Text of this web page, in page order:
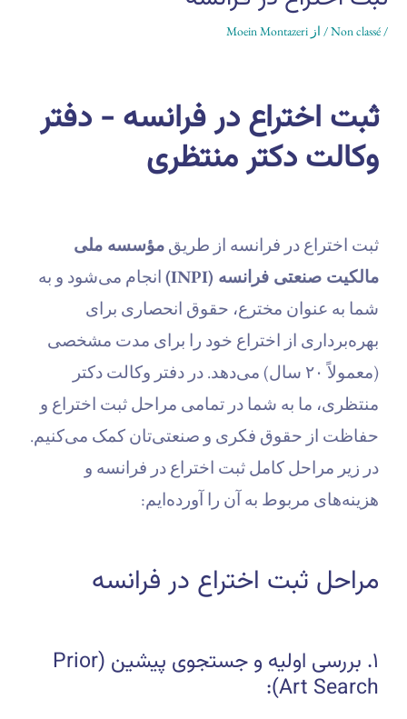
/
Non classé/ از Moein Montazeri
ثبت اختراع در فرانسه - دفتر
وکالت دکتر منتظری
ثبت اختراع در فرانسه از طریقمؤسسه ملی
مالکیت صنعتی فرانسه (INPI)
انجام می‌شود و به
شما به عنوان مخترع، حقوق انحصاری برای
بهره‌برداری از اختراع خود را برای مدت مشخصی
(معمولاً ۲۰ سال) می‌دهد. در دفتر وکالت دکتر
منتظری، ما به شما در تمامی مراحل ثبت اختراع و
حفاظت از حقوق فکری و صنعتی‌تان کمک می‌کنیم.
در زیر مراحل کامل ثبت اختراع در فرانسه و
هزینه‌های مربوط به آن را آورده‌ایم:
مراحل ثبت اختراع در فرانسه
۱. بررسی اولیه و جستجوی پیشین (Prior
Art Search):